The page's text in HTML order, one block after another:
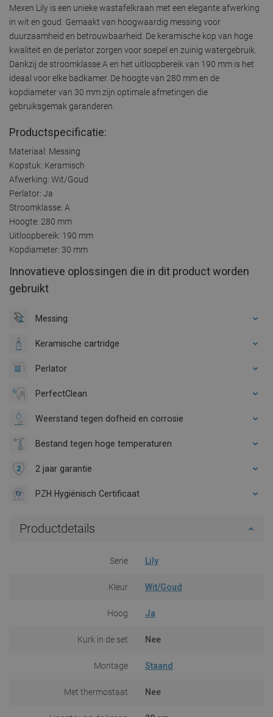
Mexen Lily is een unieke wastafelkraan met een elegante afwerking
in wit en goud. Gemaakt van hoogwaardig messing voor
duurzaamheid en betrouwbaarheid. De keramische kop van hoge
kwaliteit en de perlator zorgen voor soepel en zuinig watergebruik.
Dankzij de stroomklasse A en het uitloopbereik van 190 mm is het
ideaal voor elke badkamer. De hoogte van 280 mm en de
kopdiameter van 30 mm zijn optimale afmetingen die
gebruiksgemak garanderen.
Productspecificatie:
Materiaal: Messing
Kopstuk: Keramisch
Afwerking: Wit/Goud
Perlator: Ja
Stroomklasse: A
Hoogte: 280 mm
Uitloopbereik: 190 mm
Kopdiameter: 30 mm
Innovatieve oplossingen die in dit product worden
gebruikt
Messing
Keramische cartridge
Perlator
PerfectClean
Weerstand tegen dofheid en corrosie
Bestand tegen hoge temperaturen
2 jaar garantie
PZH Hygiënisch Certificaat
Productdetails
Serie Lily
Kleur Wit/Goud
Hoog Ja
Kurk in de set Nee
Montage Staand
Met thermostaat Nee